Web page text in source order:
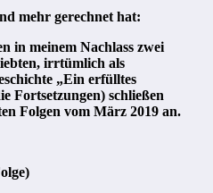
mehr gerechnet hat:
in meinem Nachlass zwei
irrtümlich als
„Ein erfülltes
Fortsetzungen) schließen
Folgen vom März 2019 an.